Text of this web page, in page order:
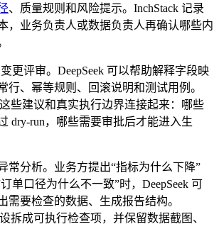
、质量规则和风险提示。InchStack 记录
，业务负责人或数据负责人再确认哪些内
更评审。DeepSeek 可以帮助解释字段映
行、幂等规则、回滚说明和测试用例。
些建议和真实执行边界连接起来：哪些
dry-run，哪些需要审批后才能进入生
常分析。业务方提出“指标为什么下降”
单口径为什么不一致”时，DeepSeek 可
需要检查的数据、生成报告结构。
拆成可执行检查项，并保留数据截图、